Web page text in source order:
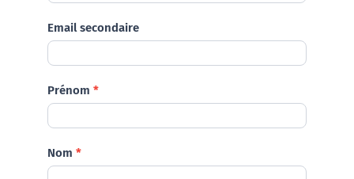
Email secondaire
Prénom *
Nom *